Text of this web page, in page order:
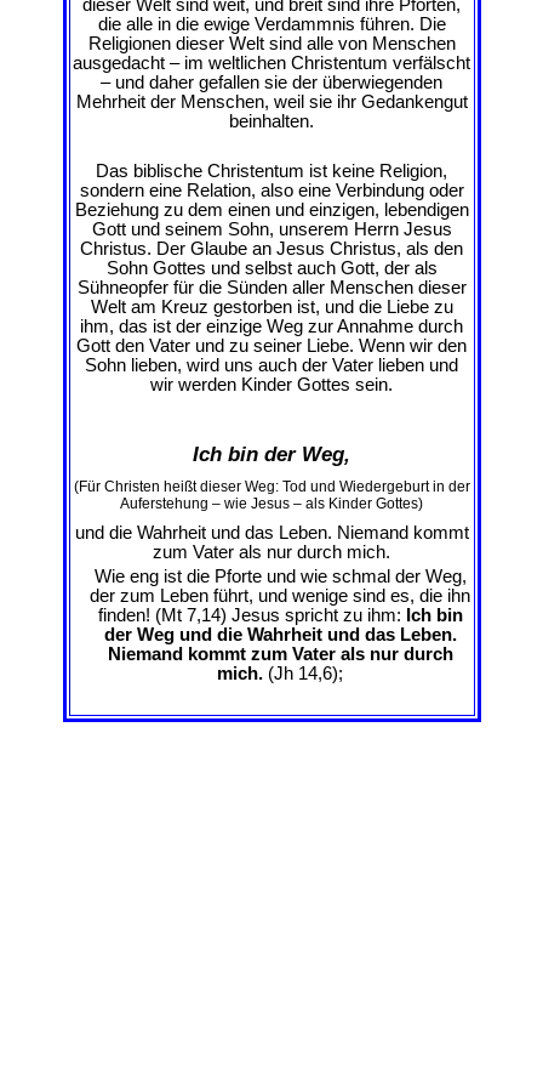
dieser Welt sind weit, und breit sind ihre Pforten,
die alle in die ewige Verdammnis führen. Die
Religionen dieser Welt sind alle von Menschen
ausgedacht – im weltlichen Christentum verfälscht
– und daher gefallen sie der überwiegenden
Mehrheit der Menschen, weil sie ihr Gedankengut
beinhalten.
Das biblische Christentum ist keine Religion,
sondern eine Relation, also eine Verbindung oder
Beziehung zu dem einen und einzigen, lebendigen
Gott und seinem Sohn, unserem Herrn Jesus
Christus. Der Glaube an Jesus Christus, als den
Sohn Gottes und selbst auch Gott, der als
Sühneopfer für die Sünden aller Menschen dieser
Welt am Kreuz gestorben ist, und die Liebe zu
ihm, das ist der einzige Weg zur Annahme durch
Gott den Vater und zu seiner Liebe. Wenn wir den
Sohn lieben, wird uns auch der Vater lieben und
wir werden Kinder Gottes sein.
Ich bin der Weg,
(Für Christen heißt dieser Weg: Tod und Wiedergeburt in der
Auferstehung – wie Jesus – als Kinder Gottes)
und die Wahrheit und das Leben. Niemand kommt
zum Vater als nur durch mich.
Wie eng ist die Pforte und wie schmal der Weg,
der zum Leben führt, und wenige sind es, die ihn
finden! (Mt 7,14) Jesus spricht zu ihm: Ich bin
der Weg und die Wahrheit und das Leben.
Niemand kommt zum Vater als nur durch
mich. (Jh 14,6);